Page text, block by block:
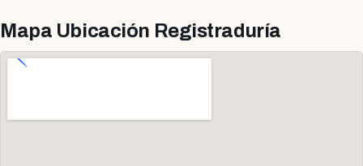
Mapa Ubicación Registraduría